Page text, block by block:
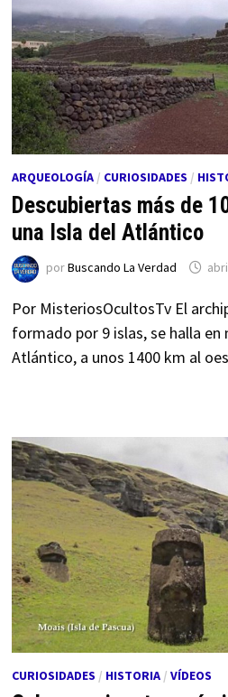
ARQUEOLOGÍA/ CURIOSIDADES /
Descubiertas más de
una Isla del Atlántico
porBuscando La Verdad
Por MisteriosOcultosTv El
formado por 9 islas, se halla en
Atlántico, a unos 1400 km al
CURIOSIDADES / HISTORIA/ VÍDEOS